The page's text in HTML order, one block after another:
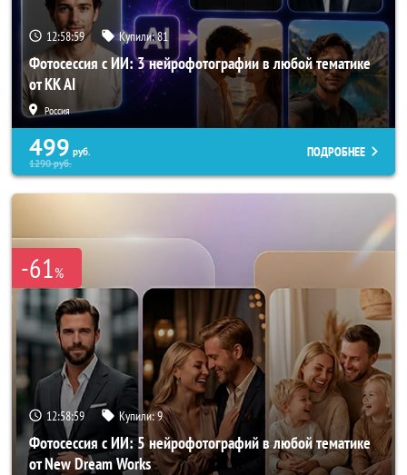
12:58:59 Купили:81
Фотосессия с ИИ: 3 нейрофотографии в любой тематике
от KK AI
Россия
499 руб.
1290руб.
ПОДРОБНЕЕ
-61%
12:58:59 Купили:9
Фотосессия с ИИ: 5 нейрофотографий в любой тематике
от New Dream Works